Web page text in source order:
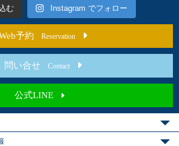
む Instagram でフォロー
予約 Reservation
問い合せ Contact
公式LINE